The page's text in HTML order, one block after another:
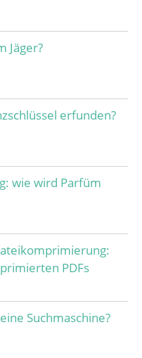
Jäger?
erfunden?
wie wird Parfüm
PDFs
Suchmaschine?